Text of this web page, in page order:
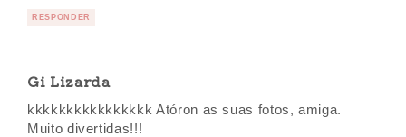
RESPONDER
Gi Lizarda
kkkkkkkkkkkkkkkk Atóron as suas fotos, amiga.
Muito divertidas!!!